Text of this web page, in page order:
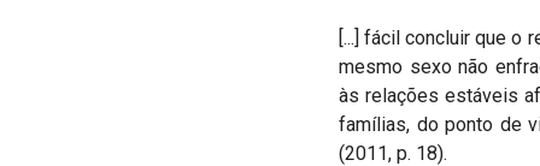
[...] fácil concluir que o
mesmo sexo não
às relações estáveis
famílias, do ponto de
(2011, p. 18).